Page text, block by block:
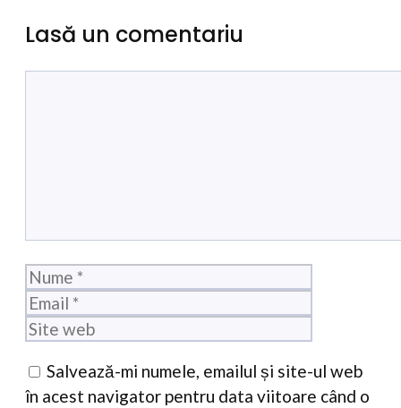
Lasă un comentariu
Nume
Salvează-mi numele, emailul și site-ul web
în acest navigator pentru data viitoare când o